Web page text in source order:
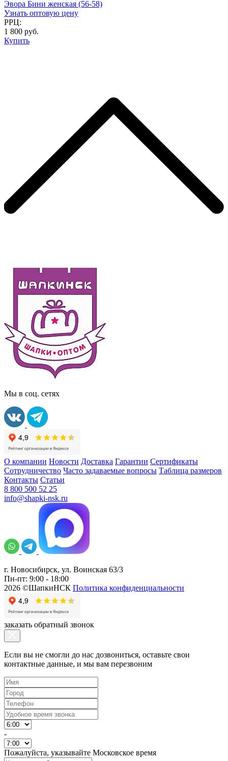
Эвора Бини женская (56-58)
Узнать оптовую цену
РРЦ:
1 800 руб.
Купить
Мы в соц. сетях
О компании Новости Доставка Гарантии Сертификаты
Сотрудничество Часто задаваемые вопросы Таблица размеров
Контакты Статьи
8 800 500 52 25
info@shapki-nsk.ru
г. Новосибирск, ул. Воинская 63/3
Пн-пт: 9:00 - 18:00
2026 ©ШапкиНСК Политика конфиденциальности
заказать обратный звонок
Если вы не смогли до нас дозвониться, оставьте свои
контактные данные, и мы вам перезвоним
-
Пожалуйста, указывайте Московское время